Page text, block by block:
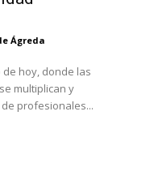
Ágreda
de hoy, donde las
multiplican y
profesionales...